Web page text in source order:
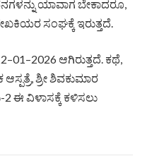
ಯಾವಾಗ ಬೇಕಾದರೂ,
ಸಂಘಕ್ಕೆ ಇರುತ್ತದೆ.
ಆಗಿರುತ್ತದೆ. ಕಥೆ,
ಶ್ರೀ ಶಿವಕುಮಾರ
ಈ ವಿಳಾಸಕ್ಕೆ ಕಳಿಸಲು